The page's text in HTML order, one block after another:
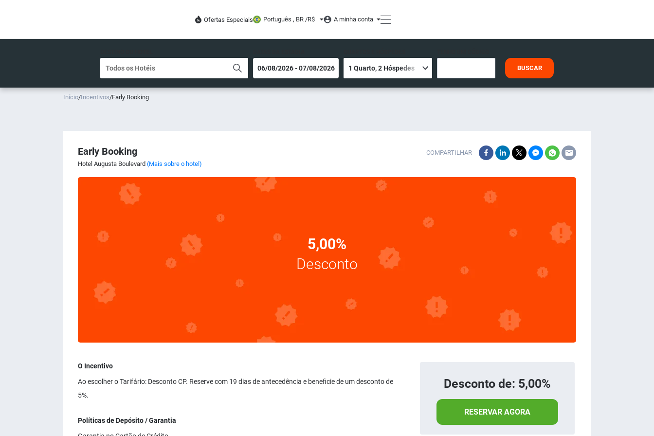
Ofertas Especiais Português , BR /R$ A minha conta
BUSCAR
Início/Incentivos/Early Booking
Early Booking
Hotel Augusta Boulevard (Mais sobre o hotel)
COMPARTILHAR
5,00%
Desconto
O Incentivo
Ao escolher o Tarifário: Desconto CP. Reserve com 19 dias de antecedência e beneficie de um desconto de
5%.
Políticas de Depósito / Garantia
Desconto de: 5,00%
RESERVAR AGORA